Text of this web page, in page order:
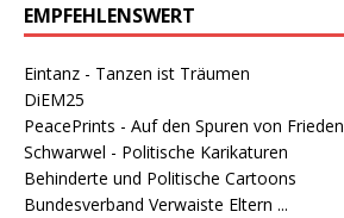
EMPFEHLENSWERT
Eintanz - Tanzen ist Träumen
DiEM25
PeacePrints - Auf den Spuren von Frieden
Schwarwel - Politische Karikaturen
Behinderte und Politische Cartoons
Bundesverband Verwaiste Eltern ...